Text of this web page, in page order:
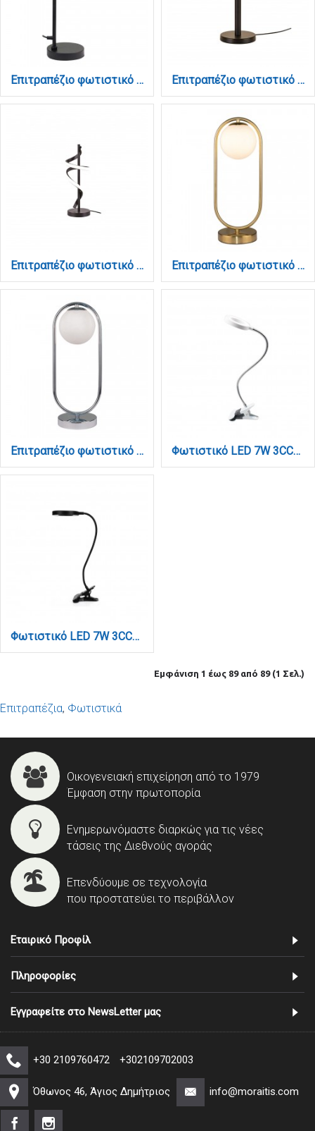
Επιτραπέζιο φωτιστικό σε μαύρο χρώμα 1XGU10 D:33cm (3015-BL) Επιτραπέζιο φωτιστικό σε μαύρο χρώμα LED 10W D:28x45cm (3063-Black)
Επιτραπέζιο φωτιστικό σε μαύρο χρώμα LED 14W D:15x46cm (3062-Black) Επιτραπέζιο φωτιστικό σε χρυσαφί χρώμα και λευκή οπαλίνα 1XG9 D:40cm (3017-GL)
Επιτραπέζιο φωτιστικό σε χρώμιο απόχρωση και λευκή οπαλίνα 1XG9 D:40cm (3017-CH) Φωτιστικό LED 7W 3CCT (by switch) με κλίπ σε λευκό χρώμα D:38cm (3044-WH)
Φωτιστικό LED 7W 3CCT (by switch) με κλίπ σε μαύρο χρώμα D:38cm (3044-BL)
Εμφάνιση 1 έως 89 από 89 (1 Σελ.)
Επιτραπέζια, Φωτιστικά
Οικογενειακή επιχείρηση από το 1979
Έμφαση στην πρωτοπορία
Ενημερωνόμαστε διαρκώς για τις νέες
τάσεις της Διεθνούς αγοράς
Επενδύουμε σε τεχνολογία
που προστατεύει το περιβάλλον
Εταιρικό Προφίλ
Πληροφορίες
Εγγραφείτε στο NewsLetter μας
+30 2109760472 +302109702003
Όθωνος 46, Άγιος Δημήτριος info@moraitis.com